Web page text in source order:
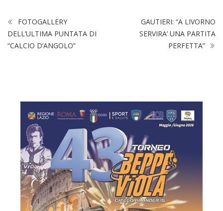
FOTOGALLERY
DELL’ULTIMA PUNTATA DI
“CALCIO D’ANGOLO”
GAUTIERI: “A LIVORNO
SERVIRA’ UNA PARTITA
PERFETTA”